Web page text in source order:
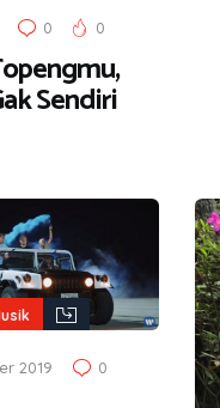
0 0
Sendiri
2019
0